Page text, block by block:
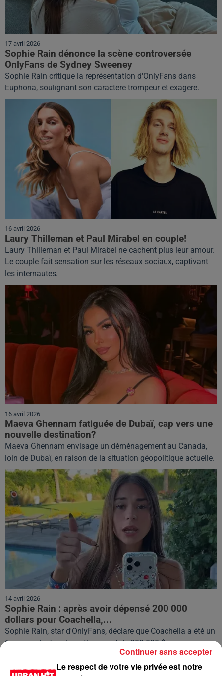
17 avril 2026
Sophie Rain dénonce la scène controversée
OnlyFans de Sydney Sweeney
Sophie Rain critique la représentation d'OnlyFans dans
Euphoria, soulignant son caractère trompeur et exagéré.
16 avril 2026
Laury Thilleman et Paul Mirabel en couple!
Laury Thilleman et Paul Mirabel ne cachent plus leur amour.
Le couple fait sensation sur les réseaux sociaux, captivant
les internautes.
16 avril 2026
Maeva Ghennam fatiguée de Dubaï, cap vers une
nouvelle destination?
Maeva Ghennam envisage un déménagement au Canada,
loin de Dubaï, en raison de la situation géopolitique actuelle.
14 avril 2026
Sophie Rain : après avoir dépensé 200 000
dollars pour Coachella,...
Sophie Rain, star d'OnlyFans, déclare que Coachella a été un
fiasco malgré un investissement de 200 000 $.
Le respect de votre vie privée est notre
Continuer sans accepter